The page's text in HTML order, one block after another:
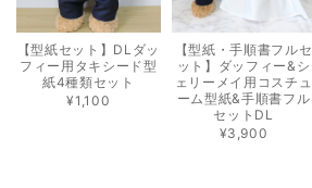
【型紙セット】DLダッ
フィー用タキシード型
紙4種類セット
¥1,100
【型紙・手順書フルセ
ット】ダッフィー&シ
ェリーメイ用コスチュ
ーム型紙&手順書フル
セットDL
¥3,900